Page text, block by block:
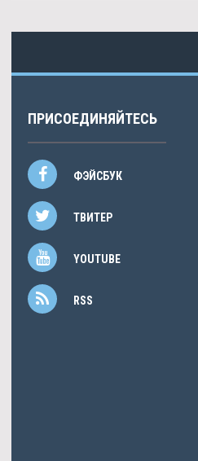
ПРИСОЕДИНЯЙТЕСЬ
ФЭЙСБУК
ТВИТЕР
YOUTUBE
RSS